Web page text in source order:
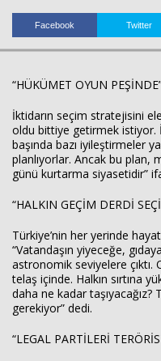
Facebook Twitter
“HÜKÜMET OYUN
İktidarın seçim stratejisini
oldu bittiye getirmek istiyor.
başında bazı iyileştirmeler
planlıyorlar. Ancak bu plan,
günü kurtarma siyasetidir”
“HALKIN GEÇİM DERDİ
Türkiye’nin her yerinde
“Vatandaşın yiyeceğe,
astronomik seviyelere çıktı.
telaş içinde. Halkın sırtına
daha ne kadar
gerekiyor” dedi.
“LEGAL PARTİLERİ